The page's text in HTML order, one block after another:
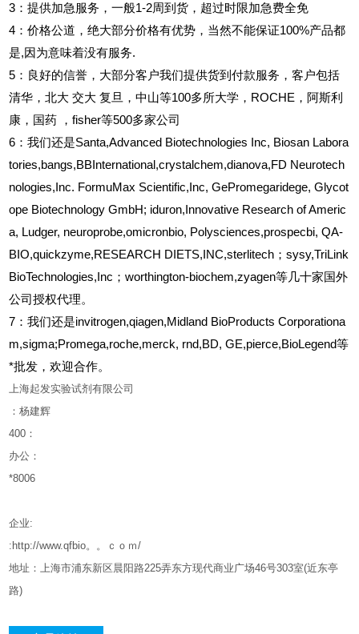
3 ：提供加急服务，一般1-2周到货，超过时限加急费全免
4 ：价格公道，绝大部分价格有优势，当然不能保证100%产品都
是,因为意味着没有服务.
5 ：良好的信誉，大部分客户我们提供货到付款服务，客户包括
清华，北大 交大 复旦，中山等100多所大学，ROCHE，阿斯利
康，国药
，fisher等500多家公司
6 ：我们还是Santa,Advanced Biotechnologies Inc, Biosan Labora
tories,bangs,BBInternational,crystalchem,dianova,FD Neurotech
nologies,Inc. FormuMax Scientific,Inc, GePromegaridege, Glycot
ope Biotechnology GmbH; iduron,Innovative Research of Americ
a, Ludger, neuroprobe,omicronbio, Polysciences,prospecbi, QA-
BIO,quickzyme,RESEARCH DIETS,INC,sterlitech；sysy,TriLink
BioTechnologies,Inc；worthington-biochem,zyagen等几十家国外
公司授权代理。
7：我们还是invitrogen,qiagen,Midland BioProducts Corporationa
m,sigma;Promega,roche,merck, rnd,BD, GE,pierce,BioLegend等
*批发，欢迎合作。
上海起发实验试剂有限公司
：杨建辉
400 ：
办公：
*8006
企业:
:http://www.qfbio。。ｃｏｍ/
地址：上海市浦东新区晨阳路225弄东方现代商业广场46号303室(近东亭
路)